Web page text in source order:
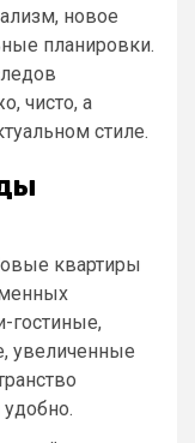
новое
планировки.
чисто, а
стиле.
квартиры
гостиные,
увеличенные